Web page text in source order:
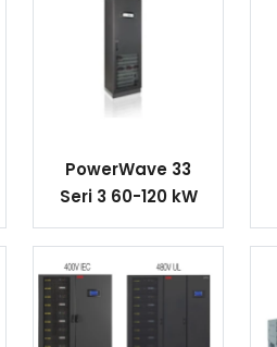
PowerWave 33
Seri 3 60-120 kW